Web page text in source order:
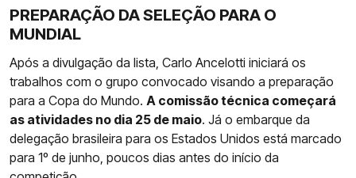
PREPARAÇÃO DA SELEÇÃO PARA O
MUNDIAL
Após a divulgação da lista, Carlo Ancelotti iniciará os
trabalhos com o grupo convocado visando a preparação
para a Copa do Mundo. A comissão técnica começará
as atividades no dia 25 de maio. Já o embarque da
delegação brasileira para os Estados Unidos está marcado
para 1º de junho, poucos dias antes do início da